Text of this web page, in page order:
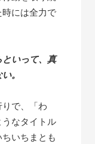
には全力で
いって、真
。
で、「わ
なタイトル
いちまとも